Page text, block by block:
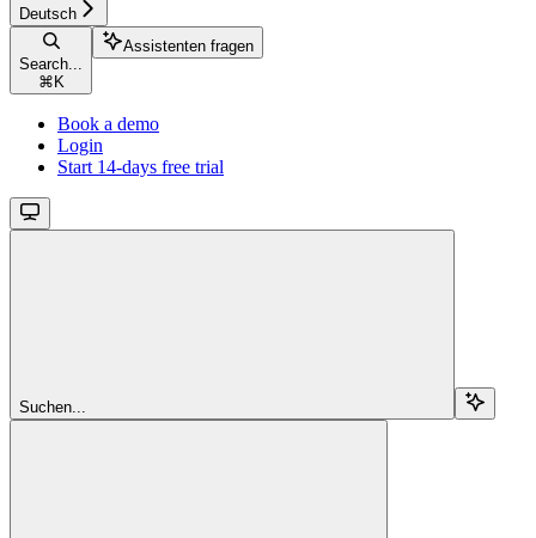
Deutsch
Search...
⌘ K
Assistenten fragen
Book a demo
Login
Start 14-days free trial
Suchen...